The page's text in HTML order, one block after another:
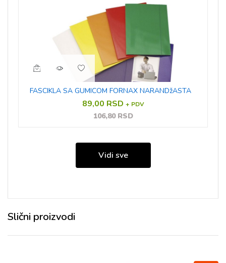
FASCIKLA SA GUMICOM FORNAX NARANDžASTA
89,00 RSD + PDV
106,80 RSD
Vidi sve
Slični proizvodi